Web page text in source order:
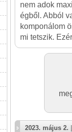
nem adok
égből. Abból
komponálom
mi tetszik.
2023. május 2.